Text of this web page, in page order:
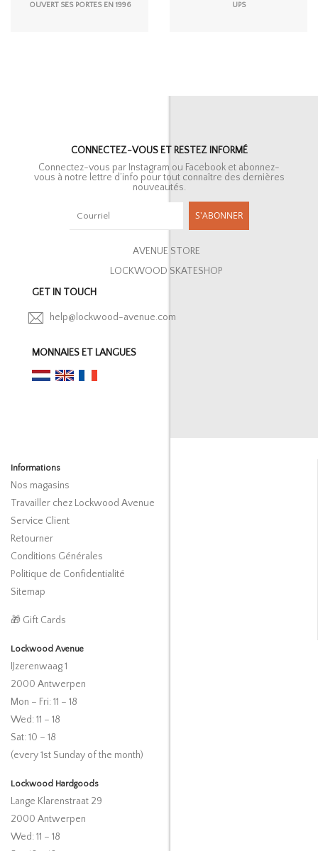
OUVERT SES PORTES EN 1996
UPS
CONNECTEZ-VOUS ET RESTEZ INFORMÉ
Connectez-vous par Instagram ou Facebook et abonnez-
vous à notre lettre d’info pour tout connaître des dernières
nouveautés.
S'ABONNER
AVENUE STORE
LOCKWOOD SKATESHOP
GET IN TOUCH
help@lockwood-avenue.com
MONNAIES ET LANGUES
Informations
Nos magasins
Travailler chez Lockwood Avenue
Service Client
Retourner
Conditions Générales
Politique de Confidentialité
Sitemap
🎁 Gift Cards
Lockwood Avenue
IJzerenwaag 1
2000 Antwerpen
Mon – Fri: 11 – 18
Wed: 11 – 18
Sat: 10 – 18
(every 1st Sunday of the month)
Lockwood Hardgoods
Lange Klarenstraat 29
2000 Antwerpen
Wed: 11 – 18